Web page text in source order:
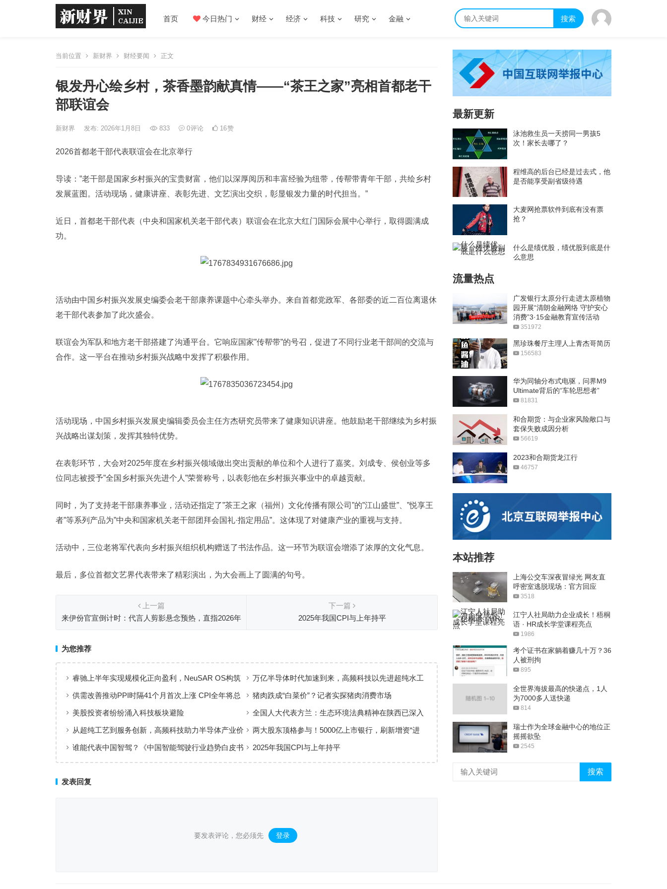
首页 今日热门 财经 经济 科技 研究 金融 搜索
当前位置 新财界 财经要闻 正文
银发丹心绘乡村，茶香墨韵献真情——“茶王之家”亮相首都老干
部联谊会
新财界 发布: 2026年1月8日 833 0评论 16赞
2026首都老干部代表联谊会在北京举行
导读：”老干部是国家乡村振兴的宝贵财富，他们以深厚阅历和丰富经验为纽带，传帮带青年干部，共绘乡村
发展蓝图。活动现场，健康讲座、表彰先进、文艺演出交织，彰显银发力量的时代担当。”
近日，首都老干部代表（中央和国家机关老干部代表）联谊会在北京大红门国际会展中心举行，取得圆满成
功。
活动由中国乡村振兴发展史编委会老干部康养课题中心牵头举办。来自首都党政军、各部委的近二百位离退休
老干部代表参加了此次盛会。
联谊会为军队和地方老干部搭建了沟通平台。它响应国家”传帮带”的号召，促进了不同行业老干部间的交流与
合作。这一平台在推动乡村振兴战略中发挥了积极作用。
活动现场，中国乡村振兴发展史编辑委员会主任方杰研究员带来了健康知识讲座。他鼓励老干部继续为乡村振
兴战略出谋划策，发挥其独特优势。
在表彰环节，大会对2025年度在乡村振兴领域做出突出贡献的单位和个人进行了嘉奖。刘成专、侯创业等多
位同志被授予”全国乡村振兴先进个人”荣誉称号，以表彰他在乡村振兴事业中的卓越贡献。
同时，为了支持老干部康养事业，活动还指定了”茶王之家（福州）文化传播有限公司”的”江山盛世”、”悦享王
者”等系列产品为”中央和国家机关老干部团拜会国礼·指定用品”。这体现了对健康产业的重视与支持。
活动中，三位老将军代表向乡村振兴组织机构赠送了书法作品。这一环节为联谊会增添了浓厚的文化气息。
最后，多位首都文艺界代表带来了精彩演出，为大会画上了圆满的句号。
上一篇
来伊份官宣倒计时：代言人剪影悬念预热，直指2026年
下一篇
2025年我国CPI与上年持平
为您推荐
睿驰上半年实现规模化正向盈利，NeuSAR OS构筑
智能汽车软件增长新引擎
万亿半导体时代加速到来，高频科技以先进超纯水工
艺赋能高端制造
供需改善推动PPI时隔41个月首次上涨 CPI全年将总
体保持温和上涨趋势
猪肉跌成“白菜价”？记者实探猪肉消费市场
美股投资者纷纷涌入科技板块避险
全国人大代表方兰：生态环境法典精神在陕西已深入
人心
从超纯工艺到服务创新，高频科技助力半导体产业价
值共创
两大股东顶格参与！5000亿上市银行，刷新增资“进
谁能代表中国智驾？《中国智能驾驶行业趋势白皮书
2025年我国CPI与上年持平
发表回复
要发表评论，您必须先 登录 。
最新更新
泳池救生员一天捞同一男孩5
次！家长去哪了？
程维高的后台已经是过去式，他
是否能享受副省级待遇
大麦网抢票软件到底有没有票
抢？
什么是绩优股，绩优股到底是什
么意思
流量热点
广发银行太原分行走进太原植物
园开展“清朗金融网络 守护安心
消费”3·15金融教育宣传活动
351972
黑珍珠餐厅主理人上青杰哥简历
156583
华为同轴分布式电驱，问界M9
Ultimate背后的“车轮思想者”
81831
和合期货：与企业家风险敞口与
套保失败成因分析
56619
2023和合期货龙江行
46757
本站推荐
上海公交车深夜冒绿光 网友直
呼密室逃脱现场：官方回应
3518
江宁人社局助力企业成长！梧桐
语 · HR成长学堂课程亮点
1986
考个证书在家躺着赚几十万？36
人被刑拘
895
全世界海拔最高的快递点，1人
为7000多人送快递
814
瑞士作为全球金融中心的地位正
摇摇欲坠
2545
搜索